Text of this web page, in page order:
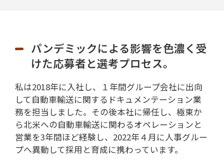
パンデミックによる影響を色濃く受
けた応募者と選考プロセス。
私は2018年に入社し、１年間グループ会社に出向
して自動車輸送に関するドキュメンテーション業
務を担当しました。その後本社に帰任し、極東か
ら北米への自動車輸送に関わるオペレーションと
営業を3年間ほど経験し、2022年４月に人事グルー
プへ異動して採用と育成に携わっています。